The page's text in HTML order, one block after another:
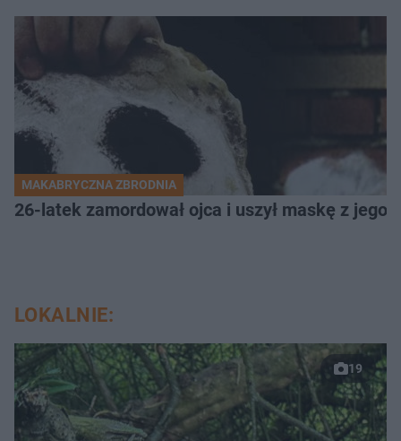
MAKABRYCZNA ZBRODNIA
26-latek zamordował ojca i uszył maskę z
LOKALNIE:
19